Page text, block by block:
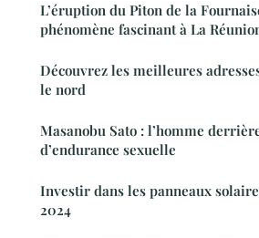
L’éruption du Piton de la
phénomène fascinant à La
Découvrez les meilleures
le nord
Masanobu Sato : l’homme
d’endurance sexuelle
Investir dans les panneaux
2024